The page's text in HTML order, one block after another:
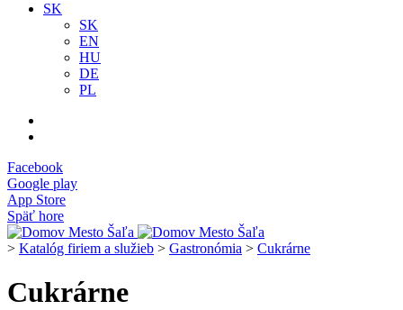
SK
SK
EN
HU
DE
PL
Facebook
Google play
App Store
Späť hore
> Katalóg firiem a služieb > Gastronómia > Cukrárne
Cukrárne